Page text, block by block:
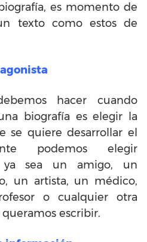
es momento de
texto como estos de
hacer cuando
biografía es elegir la
se quiere desarrollar el
podemos elegir
ya sea un amigo, un
un artista, un médico,
o cualquier otra
escribir.